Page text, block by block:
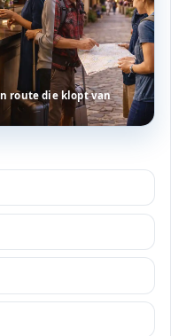
route die klopt van